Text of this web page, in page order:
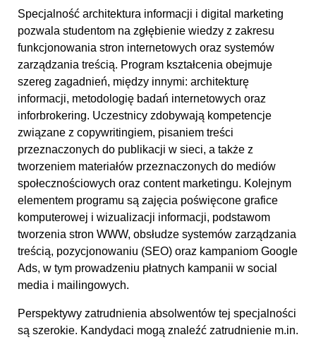
Specjalność architektura informacji i digital marketing
pozwala studentom na zgłębienie wiedzy z zakresu
funkcjonowania stron internetowych oraz systemów
zarządzania treścią. Program kształcenia obejmuje
szereg zagadnień, między innymi: architekturę
informacji, metodologię badań internetowych oraz
inforbrokering. Uczestnicy zdobywają kompetencje
związane z copywritingiem, pisaniem treści
przeznaczonych do publikacji w sieci, a także z
tworzeniem materiałów przeznaczonych do mediów
społecznościowych oraz content marketingu. Kolejnym
elementem programu są zajęcia poświęcone grafice
komputerowej i wizualizacji informacji, podstawom
tworzenia stron WWW, obsłudze systemów zarządzania
treścią, pozycjonowaniu (SEO) oraz kampaniom Google
Ads, w tym prowadzeniu płatnych kampanii w social
media i mailingowych.
Perspektywy zatrudnienia absolwentów tej specjalności
są szerokie. Kandydaci mogą znaleźć zatrudnienie m.in.